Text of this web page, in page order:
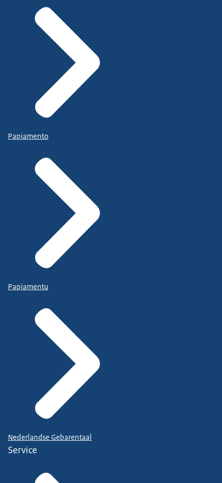
Papiamento
Papiamentu
Nederlandse Gebarentaal
Service